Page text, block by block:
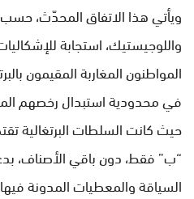
ويأتي هذا الاتفاق المحدّث، حسب
واللوجيستيك، استجابة
المواطنون المغاربة المقيمون
في محدودية استبدال رخصهم
حيث كانت السلطات البرتغالية
“ب” فقط، دون باقي الأصناف،
السياقة والمعطيات المدونة